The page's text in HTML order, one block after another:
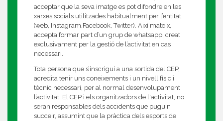
acceptar que la seva imatge es pot difondre en les
xarxes socials utilitzades habitualment per l’entitat.
(web, Instagram,Facebook, Twitter). Així mateix,
accepta formar part d’un grup de whatsapp, creat
exclusivament per la gestió de l’activitat en cas
necessari.
Tota persona que s’inscrigui a una sortida del CEP,
acredita tenir uns coneixements i un nivell físic i
tècnic necessari, per al normal desenvolupament
l’activitat. El CEP i els organitzadors de l'activitat, no
seran responsables dels accidents que puguin
succeir, assumint que la pràctica dels esports de